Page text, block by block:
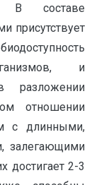
В составе
присутствует
и
разложении
отношении
с длинными,
залегающими
достигает 2-3